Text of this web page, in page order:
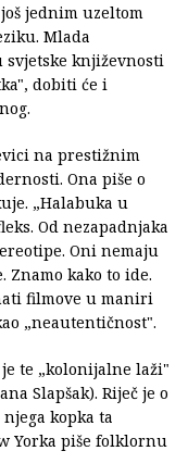
jednim uzeltom
Mlada
književnosti
dobiti će i
na prestižnim
Ona piše o
„Halabuka u
Od nezapadnjaka
Oni nemaju
Znamo kako to ide.
filmove u maniri
„neautentičnost".
te „kolonijalne laži"
Slapšak). Riječ je o
kopka ta
Yorka piše folklornu